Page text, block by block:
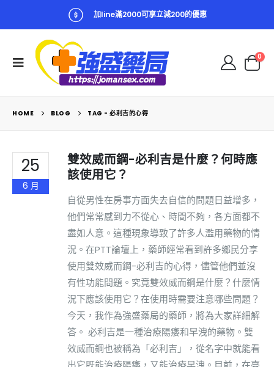
加line滿2000可享立減200的優惠
0
HOME BLOG TAG - 必利吉的心得
25
6 月
雙效威而鋼-必利吉是什麼？何時應
該使用它？
自從男性在房事方面失去自信的問題日益增多，
他們常常感到力不從心、時間不夠，各方面都不
盡如人意。這種現象導致了許多人濫用藥物的情
況。在PTT論壇上，藥師經常看到許多鄉民分享
使用雙效威而鋼-必利吉的心得，儘管他們並沒
有性功能問題。究竟雙效威而鋼是什麼？什麼情
況下應該使用它？在使用時需要注意哪些問題？
今天，我作為強盛藥局的藥師，將為大家詳細解
答。 必利吉是一種治療陽痿和早洩的藥物。雙
效威而鋼也被稱為「必利吉」，從名字中就能看